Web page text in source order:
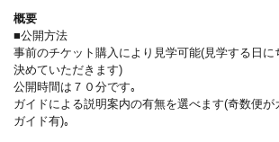
概要
■公開方法
事前のチケット購入により見学可能(見学する日に
決めていただきます)
公開時間は７０分です｡
ガイドによる説明案内の有無を選べます(奇数便
ガイド有)｡